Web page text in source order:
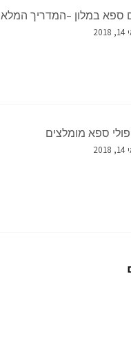
ספא במלון –המדריך המלא
ספא מומלצים